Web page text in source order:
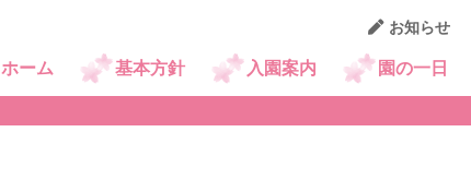
お知らせ
ホーム 基本方針 入園案内 園の一日
京王幼稚園ニュース